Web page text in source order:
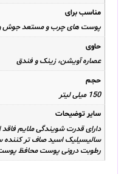
مناسب برای
پوست های چرب و مستعد جوش و
حاوی
عصاره آویشن، زینک و فندق
حجم
150 میلی لیتر
سایر توضیحات
دارای قدرت شویندگی ملایم فاقد
سالیسیلیک اسید صاف تر
رطوبت درونی پوست محافظ پوست